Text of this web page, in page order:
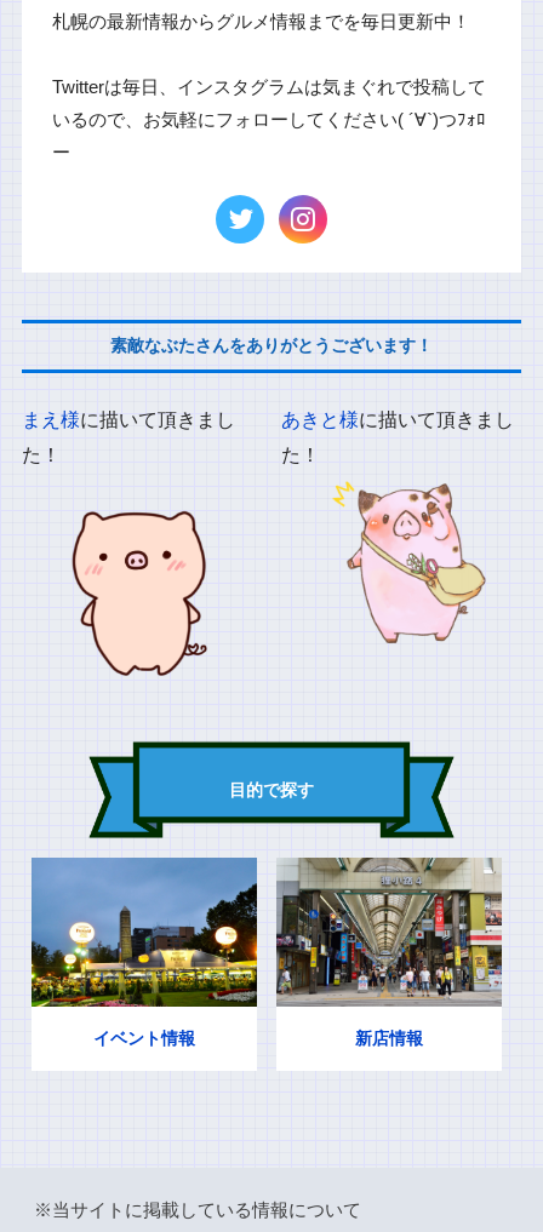
札幌の最新情報からグルメ情報までを毎日更新中！
Twitterは毎日、インスタグラムは気まぐれで投稿して
いるので、お気軽にフォローしてください( ´∀`)つﾌｫﾛ
ー
素敵なぶたさんをありがとうございます！
まえ様に描いて頂きまし
た！
あきと様に描いて頂きまし
た！
目的で探す
イベント情報 新店情報
※当サイトに掲載している情報について